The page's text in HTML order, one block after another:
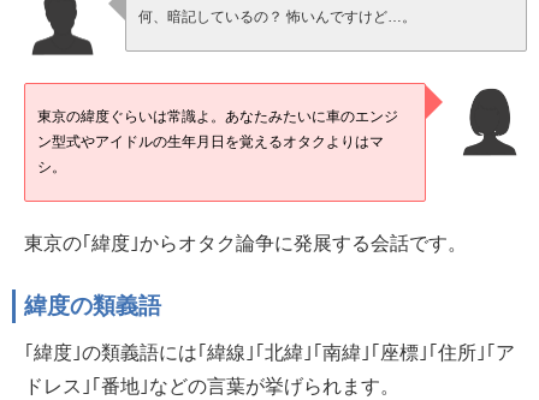
何、暗記しているの？ 怖いんですけど…。
東京の緯度ぐらいは常識よ。あなたみたいに車のエンジ
ン型式やアイドルの生年月日を覚えるオタクよりはマ
シ。
東京の｢緯度｣からオタク論争に発展する会話です。
緯度の類義語
｢緯度｣の類義語には｢緯線｣｢北緯｣｢南緯｣｢座標｣｢住所｣｢ア
ドレス｣｢番地｣などの言葉が挙げられます。